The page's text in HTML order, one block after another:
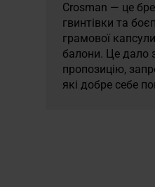
Crosman — це
гвинтівки та
грамової
балони. Це дало
пропозицію,
які добре себе